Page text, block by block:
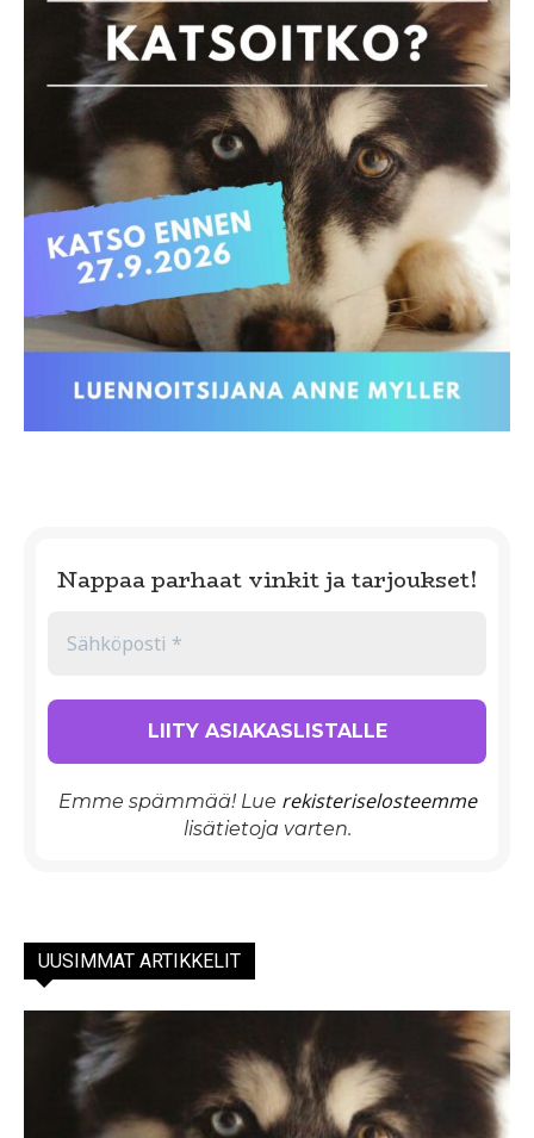
Nappaa parhaat vinkit ja tarjoukset!
Emme spämmää! Lue rekisteriselosteemme
lisätietoja varten.
UUSIMMAT ARTIKKELIT